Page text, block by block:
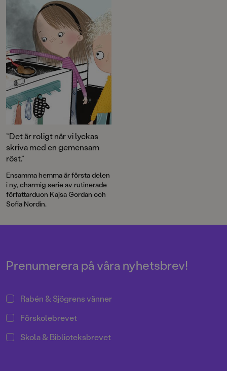
”Det är roligt när vi lyckas
skriva med en gemensam
röst.”
Ensamma hemma är första delen
i ny, charmig serie av rutinerade
författarduon Kajsa Gordan och
Sofia Nordin.
Prenumerera på våra nyhetsbrev!
Rabén & Sjögrens vänner
Förskolebrevet
Skola & Biblioteksbrevet